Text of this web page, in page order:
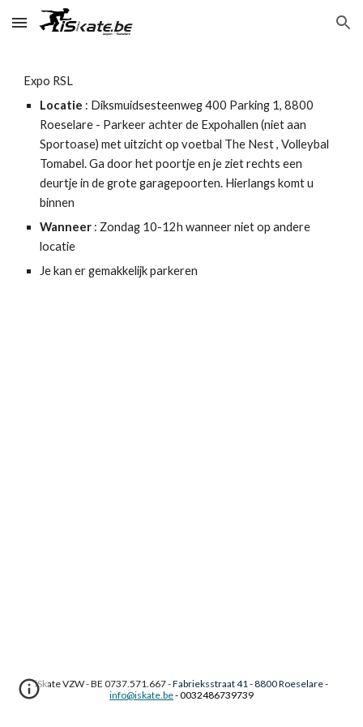
Skip to main content Skip to navigation
Expo RSL
Locatie : Diksmuidsesteenweg 400 Parking 1, 8800
Roeselare - Parkeer achter de Expohallen (niet aan
Sportoase) met uitzicht op voetbal The Nest , Volleybal
Tomabel. Ga door het poortje en je ziet rechts een
deurtje in de grote garagepoorten. Hierlangs komt u
binnen
Wanneer : Zondag 10-12h wanneer niet op andere
locatie
Je kan er gemakkelijk parkeren
iSkate VZW - BE 0737.571.667 -Fabrieksstraat 41- 8800 Roeselare-
info@iskate.be- 0032486739739